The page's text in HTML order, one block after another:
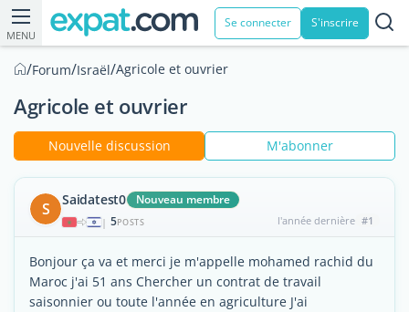
MENU
Se connecter S'inscrire
/Forum/Israël/Agricole et ouvrier
Agricole et ouvrier
Nouvelle discussion M'abonner
S Saidatest0 Nouveau membre
| 5POSTS l'année dernière #1
Bonjour ça va et merci je m'appelle mohamed rachid du
Maroc j'ai 51 ans Chercher un contrat de travail
saisonnier ou toute l'année en agriculture J'ai